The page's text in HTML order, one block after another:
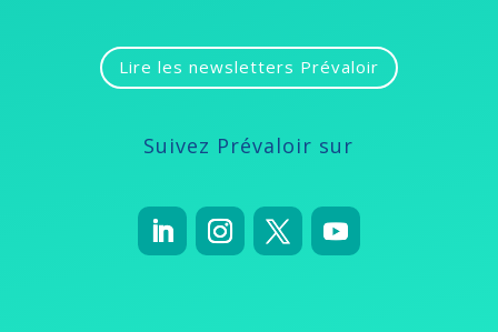
Lire les newsletters Prévaloir
Suivez Prévaloir sur